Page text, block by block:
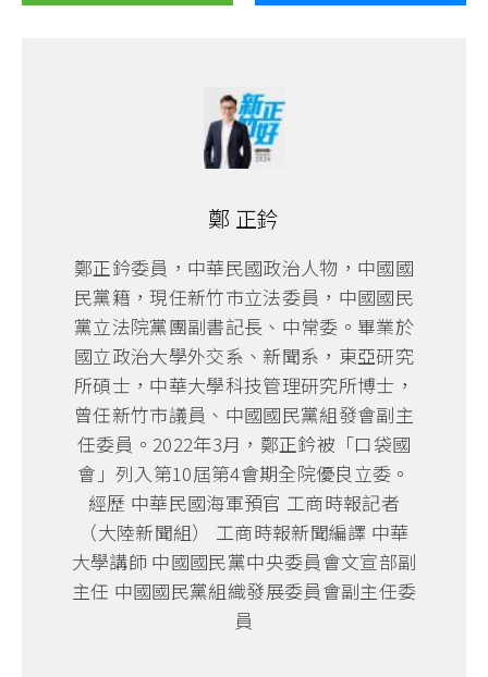
鄭 正鈐
鄭正鈐委員，中華民國政治人物，中國國
民黨籍，現任新竹市立法委員，中國國民
黨立法院黨團副書記長、中常委。畢業於
國立政治大學外交系、新聞系，東亞研究
所碩士，中華大學科技管理研究所博士，
曾任新竹市議員、中國國民黨組發會副主
任委員。2022年3月，鄭正鈐被「口袋國
會」列入第10屆第4會期全院優良立委。
經歷 中華民國海軍預官 工商時報記者
（大陸新聞組） 工商時報新聞編譯 中華
大學講師 中國國民黨中央委員會文宣部副
主任 中國國民黨組織發展委員會副主任委
員